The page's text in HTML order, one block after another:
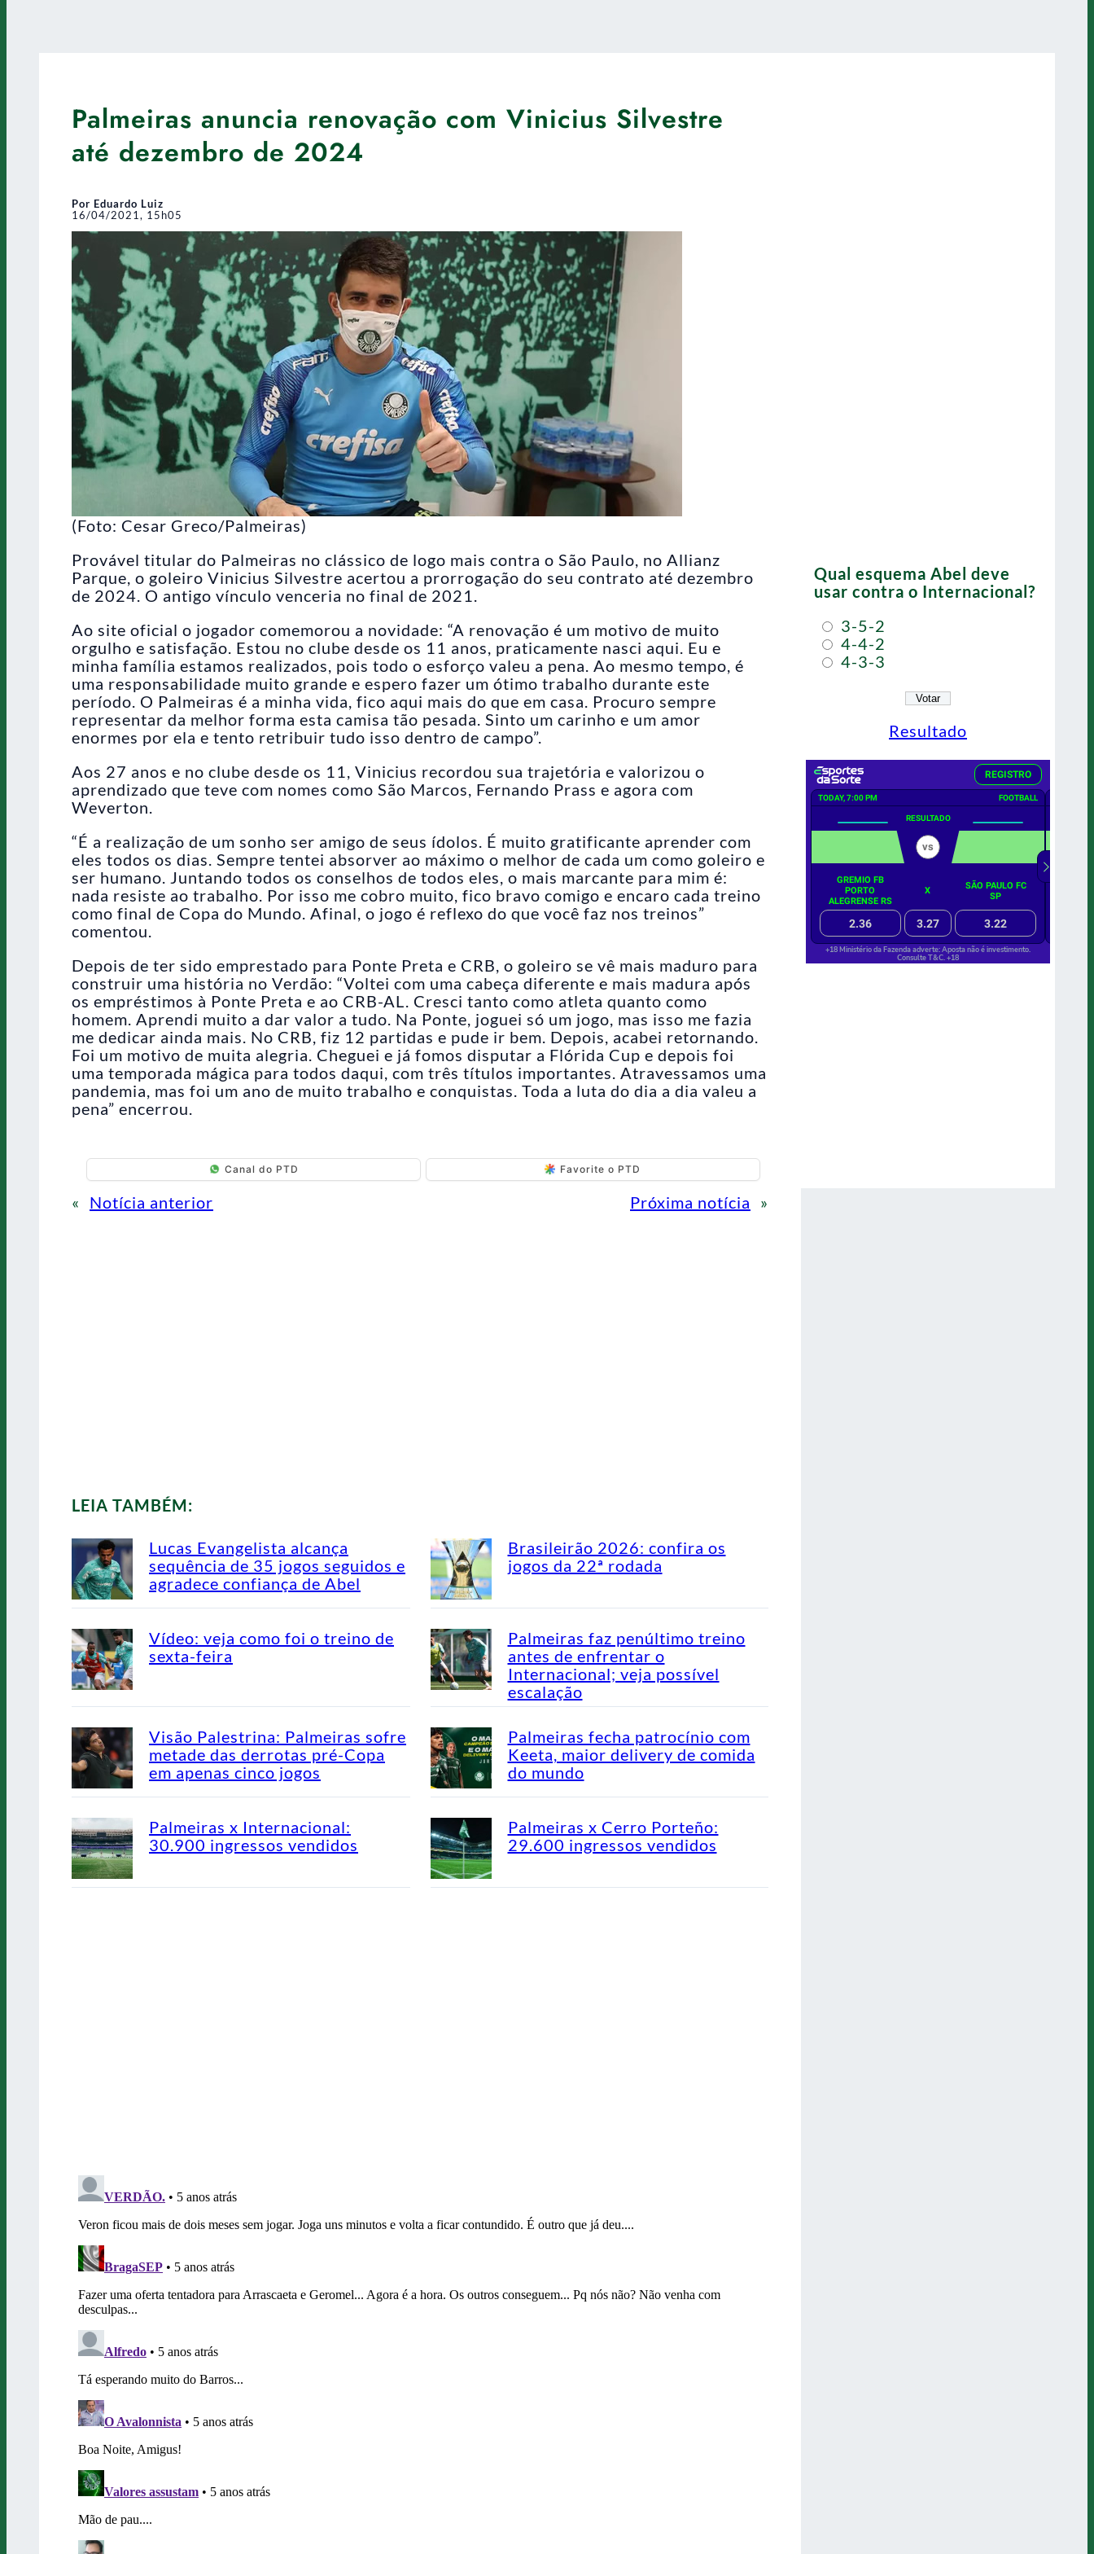
Palmeiras anuncia renovação com Vinicius Silvestre
até dezembro de 2024
Por Eduardo Luiz
16/04/2021, 15h05
(Foto: Cesar Greco/Palmeiras)
Provável titular do Palmeiras no clássico de logo mais contra o São Paulo, no Allianz
Parque, o goleiro Vinicius Silvestre acertou a prorrogação do seu contrato até dezembro
de 2024. O antigo vínculo venceria no final de 2021.
Ao site oficial o jogador comemorou a novidade: “A renovação é um motivo de muito
orgulho e satisfação. Estou no clube desde os 11 anos, praticamente nasci aqui. Eu e
minha família estamos realizados, pois todo o esforço valeu a pena. Ao mesmo tempo, é
uma responsabilidade muito grande e espero fazer um ótimo trabalho durante este
período. O Palmeiras é a minha vida, fico aqui mais do que em casa. Procuro sempre
representar da melhor forma esta camisa tão pesada. Sinto um carinho e um amor
enormes por ela e tento retribuir tudo isso dentro de campo”.
Aos 27 anos e no clube desde os 11, Vinicius recordou sua trajetória e valorizou o
aprendizado que teve com nomes como São Marcos, Fernando Prass e agora com
Weverton.
“É a realização de um sonho ser amigo de seus ídolos. É muito gratificante aprender com
eles todos os dias. Sempre tentei absorver ao máximo o melhor de cada um como goleiro e
ser humano. Juntando todos os conselhos de todos eles, o mais marcante para mim é:
nada resiste ao trabalho. Por isso me cobro muito, fico bravo comigo e encaro cada treino
como final de Copa do Mundo. Afinal, o jogo é reflexo do que você faz nos treinos”
comentou.
Depois de ter sido emprestado para Ponte Preta e CRB, o goleiro se vê mais maduro para
construir uma história no Verdão: “Voltei com uma cabeça diferente e mais madura após
os empréstimos à Ponte Preta e ao CRB-AL. Cresci tanto como atleta quanto como
homem. Aprendi muito a dar valor a tudo. Na Ponte, joguei só um jogo, mas isso me fazia
me dedicar ainda mais. No CRB, fiz 12 partidas e pude ir bem. Depois, acabei retornando.
Foi um motivo de muita alegria. Cheguei e já fomos disputar a Flórida Cup e depois foi
uma temporada mágica para todos daqui, com três títulos importantes. Atravessamos uma
pandemia, mas foi um ano de muito trabalho e conquistas. Toda a luta do dia a dia valeu a
pena” encerrou.
Canal do PTD Favorite o PTD
« Notícia anterior Próxima notícia »
LEIA TAMBÉM:
Lucas Evangelista alcança
sequência de 35 jogos seguidos e
agradece confiança de Abel
Brasileirão 2026: confira os
jogos da 22ª rodada
Vídeo: veja como foi o treino de
sexta-feira
Palmeiras faz penúltimo treino
antes de enfrentar o
Internacional; veja possível
escalação
Visão Palestrina: Palmeiras sofre
metade das derrotas pré-Copa
em apenas cinco jogos
Palmeiras fecha patrocínio com
Keeta, maior delivery de comida
do mundo
Palmeiras x Internacional:
30.900 ingressos vendidos
Palmeiras x Cerro Porteño:
29.600 ingressos vendidos
Qual esquema Abel deve
usar contra o Internacional?
3-5-2
4-4-2
4-3-3
Resultado